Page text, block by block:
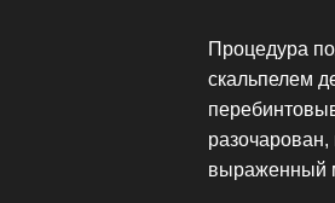
Процедура
скальпелем
разочарован,
выраженный